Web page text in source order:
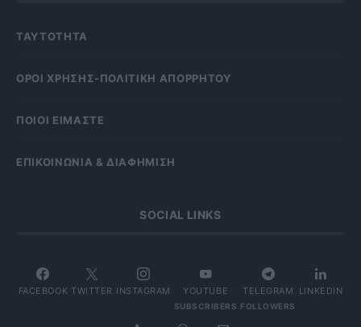
ΤΑΥΤΟΤΗΤΑ
OΡΟΙ ΧΡΗΣΗΣ-ΠΟΛΙΤΙΚΗ ΑΠΟΡΡΗΤΟΥ
ΠΟΙΟΙ ΕΙΜΑΣΤΕ
ΕΠΙΚΟΙΝΩΝΙΑ & ΔΙΑΦΗΜΙΣΗ
SOCIAL LINKS
FACEBOOK TWITTER INSTAGRAM YOUTUBE
SUBSCRIBERS
TELEGRAM
FOLLOWERS
LINKEDIN